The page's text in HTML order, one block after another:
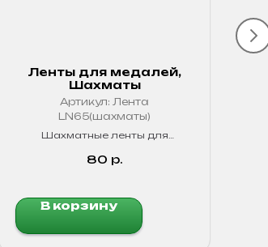
Ленты для медалей,
Шахматы
Артикул: Лента
LN65(шахматы)
Шахматные ленты для
80 р.
В корзину